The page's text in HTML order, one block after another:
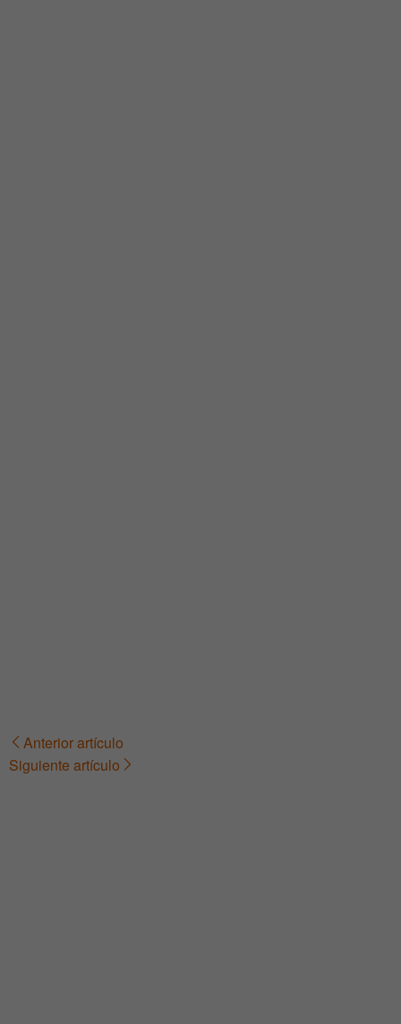
Navegación
Anterior artículo
Siguiente artículo